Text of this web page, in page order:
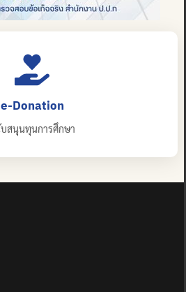
e-Donation
สนุนทุนการศึกษา